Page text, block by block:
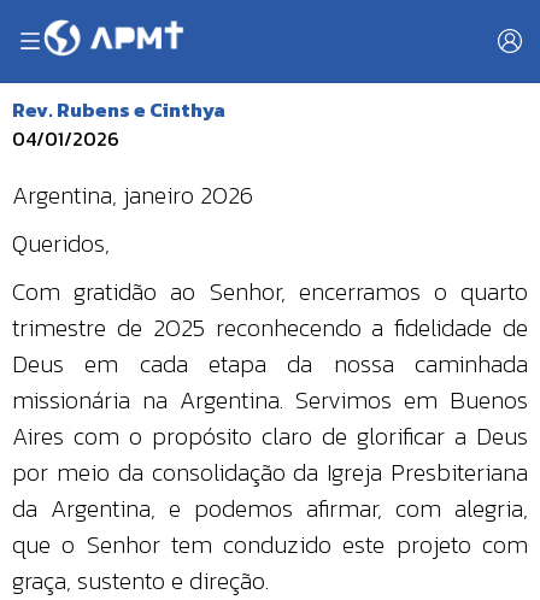
Rev. Rubens e Cinthya
04/01/2026
Argentina, janeiro 2026
Queridos,
Com gratidão ao Senhor, encerramos o quarto
trimestre de 2025 reconhecendo a fidelidade de
Deus em cada etapa da nossa caminhada
missionária na Argentina. Servimos em Buenos
Aires com o propósito claro de glorificar a Deus
por meio da consolidação da Igreja Presbiteriana
da Argentina, e podemos afirmar, com alegria,
que o Senhor tem conduzido este projeto com
graça, sustento e direção.